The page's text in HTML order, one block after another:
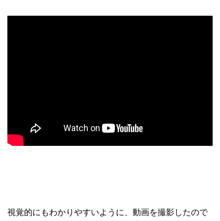
視覚的にもわかりやすいように、動画を撮影したので